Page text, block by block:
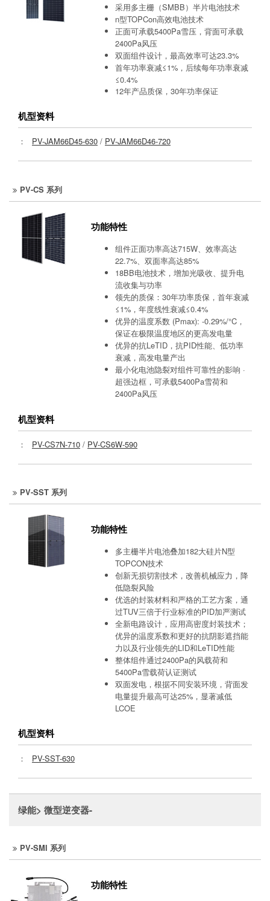
采用多主栅（SMBB）半片电池技术
n型TOPCon高效电池技术
正面可承载5400Pa雪压，背面可承载
2400Pa风压
双面组件设计，最高效率可达23.3%
首年功率衰减≤1%，后续每年功率衰减
≤0.4%
12年产品质保，30年功率保证
机型资料
： PV-JAM66D45-630 / PV-JAM66D46-720
PV-CS 系列
功能特性
组件正面功率高达715W、效率高达
22.7%、双面率高达85%
18BB电池技术，增加光吸收、提升电
流收集与功率
领先的质保：30年功率质保，首年衰减
≤1%，年度线性衰减≤0.4%
优异的温度系数 (Pmax): -0.29%/°C，
保证在极限温度地区的更高发电量
优异的抗LeTID，抗PID性能、低功率
衰减，高发电量产出
最小化电池隐裂对组件可靠性的影响 ·
超强边框，可承载5400Pa雪荷和
2400Pa风压
机型资料
： PV-CS7N-710 / PV-CS6W-590
PV-SST 系列
功能特性
多主栅半片电池叠加182大硅片N型
TOPCON技术
创新无损切割技术，改善机械应力，降
低隐裂风险
优选的封装材料和严格的工艺方案，通
过TUV三倍于行业标准的PID加严测试
全新电路设计，应用高密度封装技术；
优异的温度系数和更好的抗阴影遮挡能
力以及行业领先的LID和LeTID性能
整体组件通过2400Pa的风载荷和
5400Pa雪载荷认证测试
双面发电，根据不同安装环境，背面发
电量提升最高可达25%，显著减低
LCOE
机型资料
： PV-SST-630
绿能> 微型逆变器-
PV-SMI 系列
功能特性